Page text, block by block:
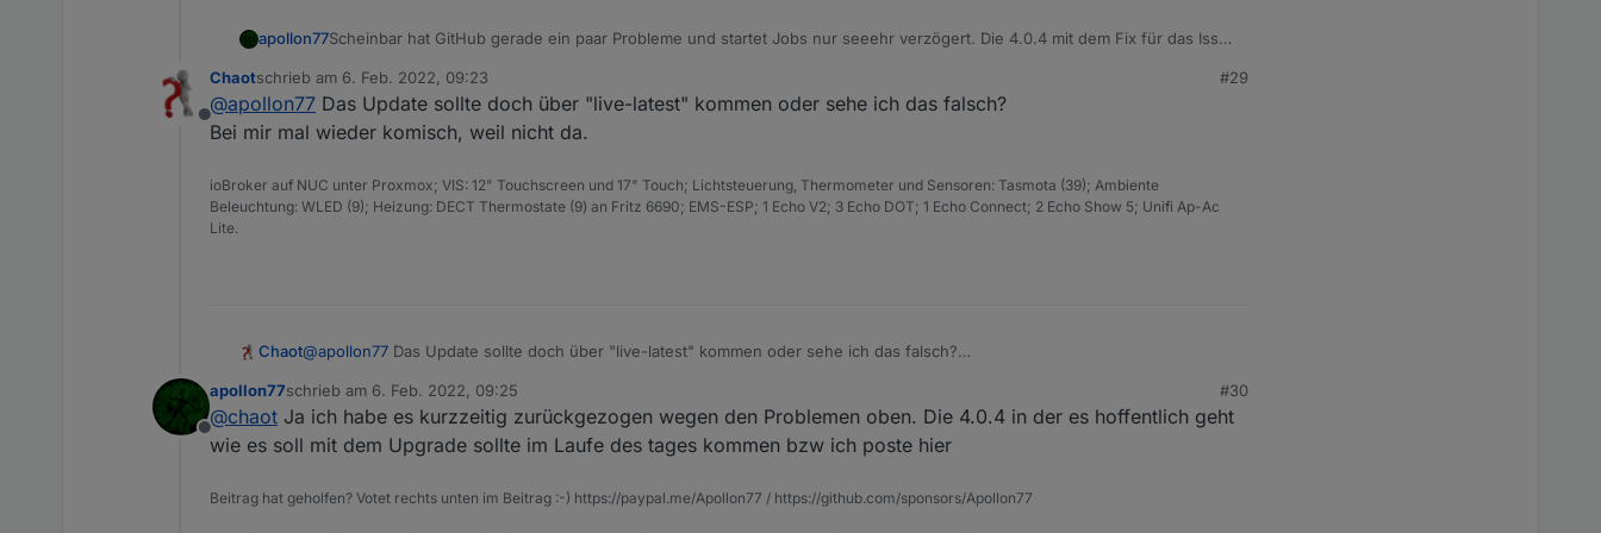
Detailliertere Informationen zu allen Änderungen und Features findet Ihr weiter unten und im Changelog. Ich hoffe auch
diesmal auf Eure tatkräftige Unterstützung, sodass der Stable-Release dann genau so reibungslos verläuft wie bei den
diesmal wieder besonders bei foxriver76, AlCalzone und natürlich Bluefox und auch ein paar weiteren Entwicklern für die
apollon77Scheinbar hat GitHub gerade ein paar Probleme und startet Jobs nur seeehr verzögert. Die 4.0.4 mit dem Fix für das Issue
Nachher manuell anstoßen nochmal. Kommt dann im laufe des Tages
Offline
Chaotschrieb am 6. Feb. 2022, 09:23
zuletzt editiert von
#29
@apollon77 Das Update sollte doch über "live-latest" kommen oder sehe ich das falsch?
Bei mir mal wieder komisch, weil nicht da.
ioBroker auf NUC unter Proxmox; VIS: 12" Touchscreen und 17" Touch; Lichtsteuerung, Thermometer und Sensoren: Tasmota (39); Ambiente
Beleuchtung: WLED (9); Heizung: DECT Thermostate (9) an Fritz 6690; EMS-ESP; 1 Echo V2; 3 Echo DOT; 1 Echo Connect; 2 Echo Show 5; Unifi Ap-Ac
Lite.
Chaot@apollon77 Das Update sollte doch über "live-latest" kommen oder sehe ich das falsch?
Offline
apollon77schrieb am 6. Feb. 2022, 09:25
zuletzt editiert von
#30
@chaot Ja ich habe es kurzzeitig zurückgezogen wegen den Problemen oben. Die 4.0.4 in der es hoffentlich geht
wie es soll mit dem Upgrade sollte im Laufe des tages kommen bzw ich poste hier
Beitrag hat geholfen? Votet rechts unten im Beitrag :-) https://paypal.me/Apollon77 / https://github.com/sponsors/Apollon77